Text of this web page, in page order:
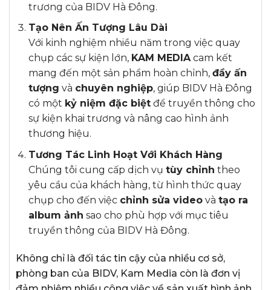
trương của BIDV Hà Đông.
Tạo Nên Ấn Tượng Lâu Dài
Với kinh nghiệm nhiều năm trong việc quay
chụp các sự kiện lớn, KAM MEDIAcam kết
mang đến một sản phẩm hoàn chỉnh, đầy ấn
tượng và chuyên nghiệp, giúp BIDV Hà Đông
có một kỷ niệm đặc biệtđể truyền thông cho
sự kiện khai trương và nâng cao hình ảnh
thương hiệu.
Tương Tác Linh Hoạt Với Khách Hàng
Chúng tôi cung cấp dịch vụ tùy chỉnh theo
yêu cầu của khách hàng, từ hình thức quay
chụp cho đến việc chỉnh sửa videovà tạo ra
album ảnh sao cho phù hợp với mục tiêu
truyền thông của BIDV Hà Đông.
Không chỉ là đối tác tin cậy của nhiều cơ sở,
phòng ban của BIDV, Kam Media còn là đơn vị